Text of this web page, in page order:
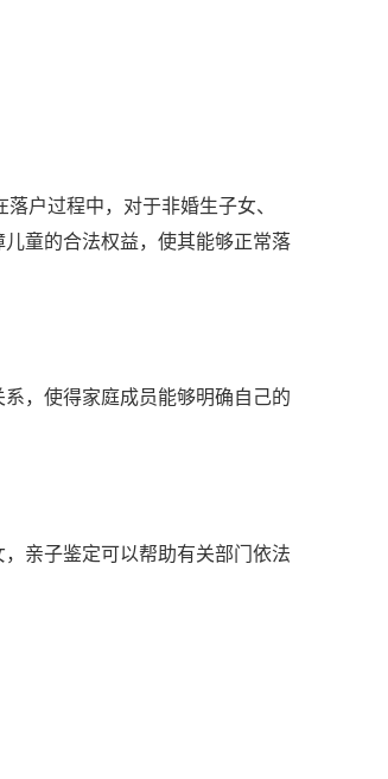
户过程中，对于非婚生子女、
童的合法权益，使其能够正常落
，使得家庭成员能够明确自己的
亲子鉴定可以帮助有关部门依法